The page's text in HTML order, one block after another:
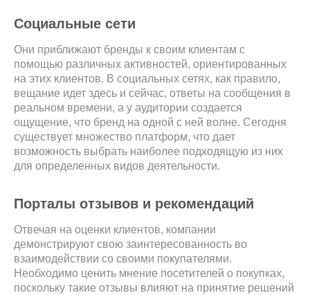
Социальные сети
Они приближают бренды к своим клиентам с
помощью различных активностей, ориентированных
на этих клиентов. В социальных сетях, как правило,
вещание идет здесь и сейчас, ответы на сообщения в
реальном времени, а у аудитории создается
ощущение, что бренд на одной с ней волне. Сегодня
существует множество платформ, что дает
возможность выбрать наиболее подходящую из них
для определенных видов деятельности.
Порталы отзывов и рекомендаций
Отвечая на оценки клиентов, компании
демонстрируют свою заинтересованность во
взаимодействии со своими покупателями.
Необходимо ценить мнение посетителей о покупках,
поскольку такие отзывы влияют на принятие решений